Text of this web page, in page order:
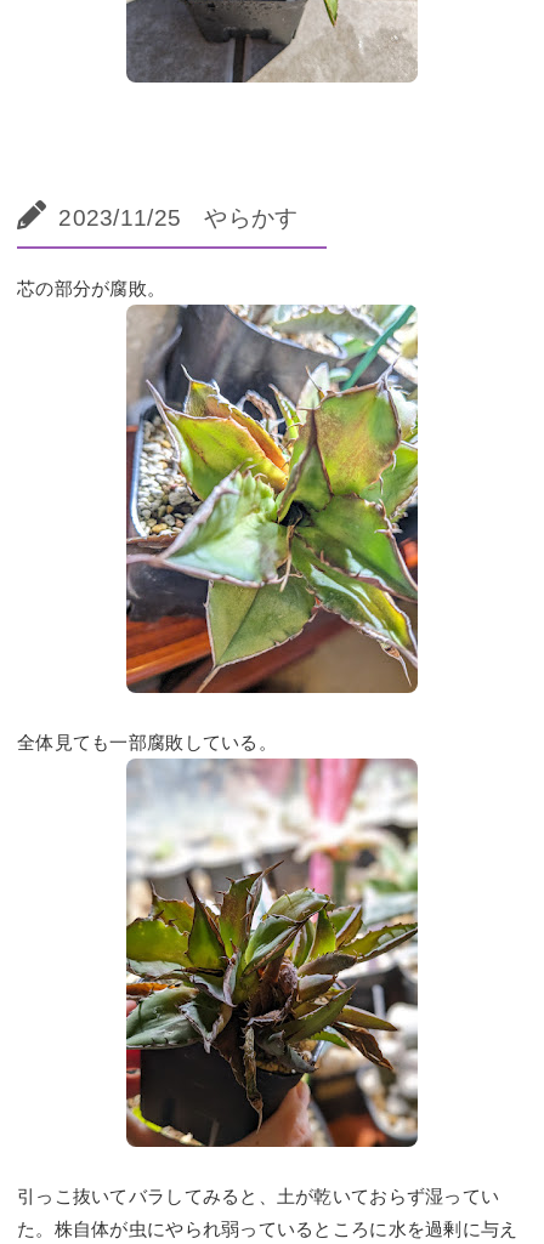
2023/11/25 やらかす
芯の部分が腐敗。
全体見ても一部腐敗している。
引っこ抜いてバラしてみると、土が乾いておらず湿ってい
た。株自体が虫にやられ弱っているところに水を過剰に与え